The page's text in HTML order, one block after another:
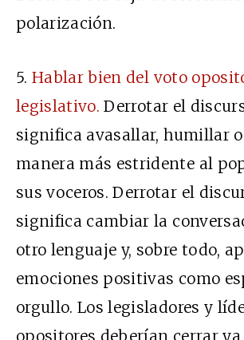
polarización.
5.Hablar bien del voto
legislativo. Derrotar el
significa avasallar, humillar
manera más estridente al
sus voceros. Derrotar el
significa cambiar la
otro lenguaje y, sobre todo,
emociones positivas como
orgullo. Los legisladores y
opositores deberían cerrar